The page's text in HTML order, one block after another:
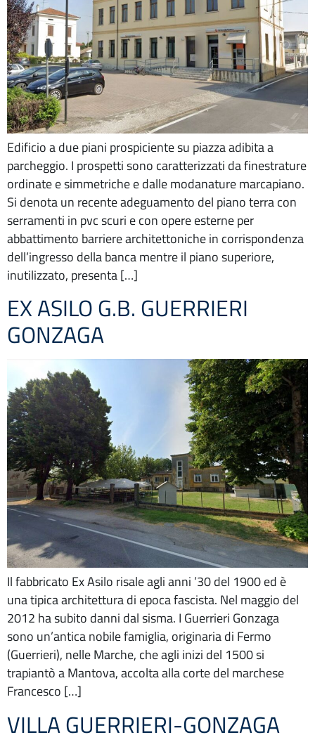
Edificio a due piani prospiciente su piazza adibita a
parcheggio. I prospetti sono caratterizzati da finestrature
ordinate e simmetriche e dalle modanature marcapiano.
Si denota un recente adeguamento del piano terra con
serramenti in pvc scuri e con opere esterne per
abbattimento barriere architettoniche in corrispondenza
dell’ingresso della banca mentre il piano superiore,
inutilizzato, presenta […]
EX ASILO G.B. GUERRIERI
GONZAGA
Il fabbricato Ex Asilo risale agli anni ’30 del 1900 ed è
una tipica architettura di epoca fascista. Nel maggio del
2012 ha subito danni dal sisma. I Guerrieri Gonzaga
sono un’antica nobile famiglia, originaria di Fermo
(Guerrieri), nelle Marche, che agli inizi del 1500 si
trapiantò a Mantova, accolta alla corte del marchese
Francesco […]
VILLA GUERRIERI-GONZAGA